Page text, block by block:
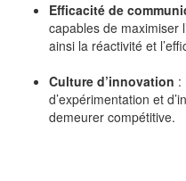
Efficacité de
capables de maximiser
ainsi la réactivité et
Culture d’innovation :
d’expérimentation et
demeurer compétitive.